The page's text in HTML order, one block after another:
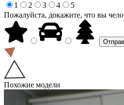
1
2 3 4
5
Пожалуйста, докажите, что вы
Похожие модели